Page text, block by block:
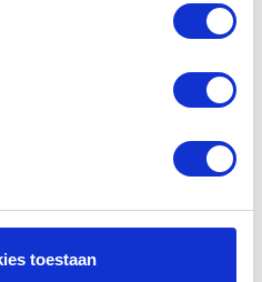
toestaan
over
filterklassen en
van uw